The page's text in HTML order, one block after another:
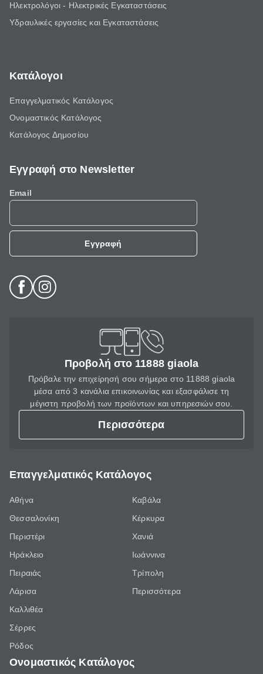
Ηλεκτρολόγοι - Ηλεκτρικές Εγκαταστάσεις
Υδραυλικές εργασίες και Εγκαταστάσεις
Κατάλογοι
Επαγγελματικός Κατάλογος
Ονομαστικός Κατάλογος
Κατάλογος Δημοσίου
Εγγραφή στο Newsletter
Email
Εγγραφή
Προβολή στο 11888 giaola
Πρόβαλε την επιχείρησή σου σήμερα στο 11888 giaola
μέσα από 3 κανάλια επικοινωνίας και εξασφάλισε τη
μέγιστη προβολή των προϊόντων και υπηρεσιών σου.
Περισσότερα
Επαγγελματικός Κατάλογος
Αθήνα
Θεσσαλονίκη
Περιστέρι
Ηράκλειο
Πειραιάς
Λάρισα
Καλλιθέα
Σέρρες
Ρόδος
Καβάλα
Κέρκυρα
Χανιά
Ιωάννινα
Τρίπολη
Περισσότερα
Ονομαστικός Κατάλογος